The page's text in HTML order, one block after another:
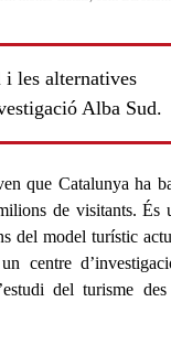
les alternatives
Alba Sud.
que Catalunya ha
de visitants. És
delmodel turístic
centre
estudi del turisme